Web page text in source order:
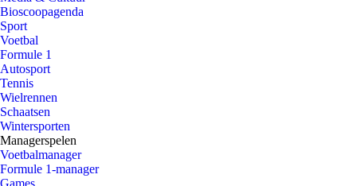
Bioscoopagenda
Sport
Voetbal
Formule 1
Autosport
Tennis
Wielrennen
Schaatsen
Wintersporten
Managerspelen
Voetbalmanager
Formule 1-manager
Games